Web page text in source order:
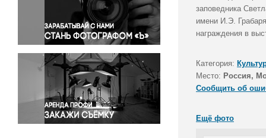
Правосудие
Происшествия и конфликты
Религия
Светская жизнь
Спорт
Экология
Экономика и бизнес
заповедника
имени И.Э.
награждения в
Категория:
Место: Россия,
Сообщить об
Ещё фото